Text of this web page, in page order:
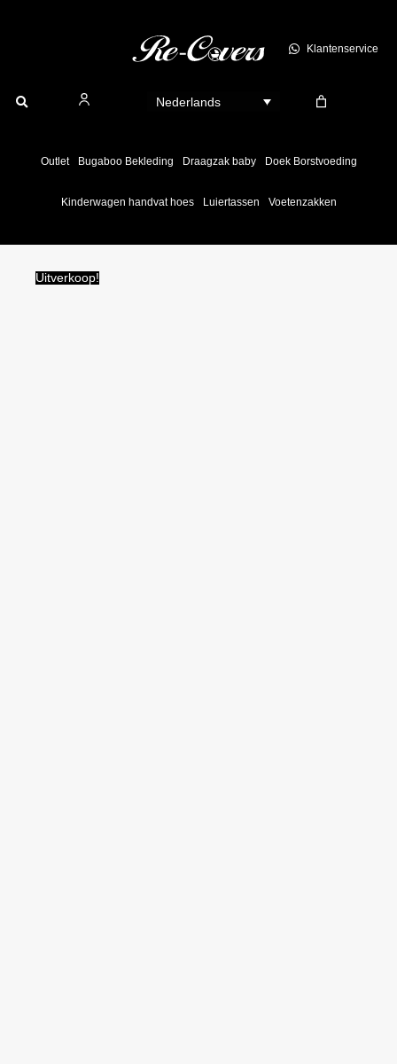
Klantenservice
Nederlands
Outlet Bugaboo Bekleding Draagzak baby Doek Borstvoeding
Kinderwagen handvat hoes Luiertassen Voetenzakken
Uitverkoop!